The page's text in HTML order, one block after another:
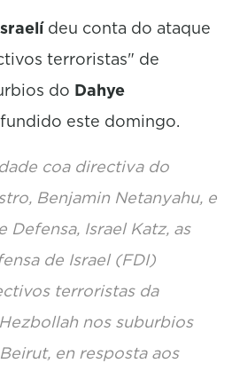
deu conta do ataque
terroristas" de
do Dahye
este domingo.
coa directiva do
Benjamin Netanyahu, e
Defensa, Israel Katz, as
de Israel (FDI)
terroristas da
nos suburbios
en resposta aos